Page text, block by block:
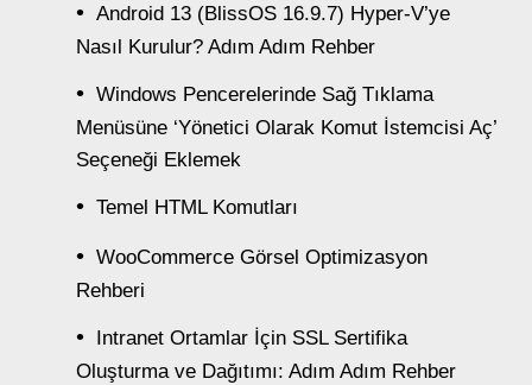
Android 13 (BlissOS 16.9.7) Hyper-V’ye
Nasıl Kurulur? Adım Adım Rehber
Windows Pencerelerinde Sağ Tıklama
Menüsüne ‘Yönetici Olarak Komut İstemcisi Aç’
Seçeneği Eklemek
Temel HTML Komutları
WooCommerce Görsel Optimizasyon
Rehberi
Intranet Ortamlar İçin SSL Sertifika
Oluşturma ve Dağıtımı: Adım Adım Rehber